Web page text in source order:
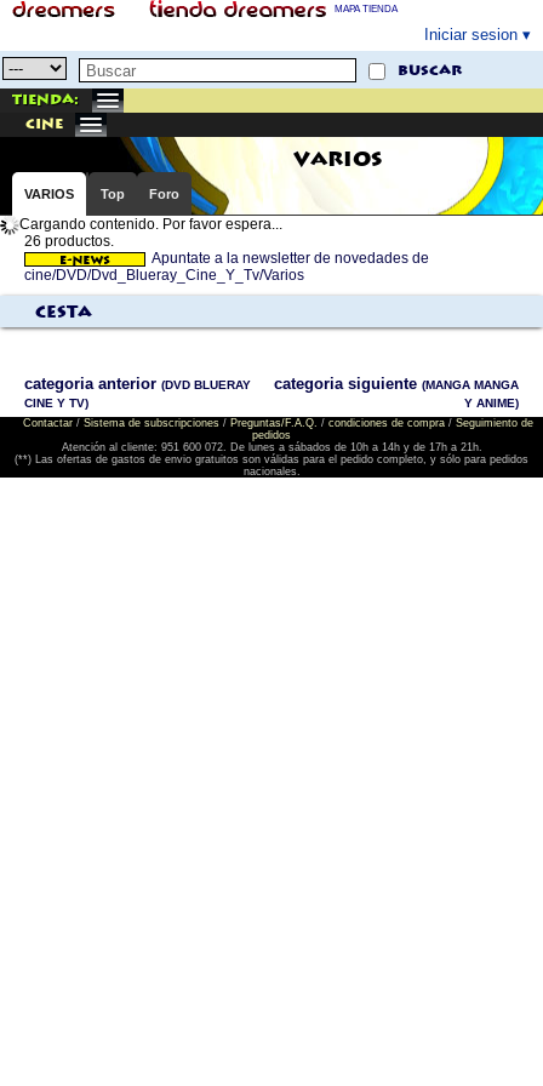
MAPA TIENDA
Iniciar sesion
buscar
Tienda:
cine
VARIOS
VARIOS Top Foro
Cargando contenido. Por favor espera...
26 productos.
Apuntate a la newsletter de novedades de
cine/DVD/Dvd_Blueray_Cine_Y_Tv/Varios
Cesta
categoria anterior (DVD BLUERAY
CINE Y TV)
categoria siguiente (MANGA MANGA
Y ANIME)
Contactar/ Sistema de subscripciones/ Preguntas/F.A.Q. / condiciones de compra/ Seguimiento de
pedidos
Atención al cliente: 951 600 072. De lunes a sábados de 10h a 14h y de 17h a 21h.
(**) Las ofertas de gastos de envio gratuitos son válidas para el pedido completo, y sólo para pedidos
nacionales.